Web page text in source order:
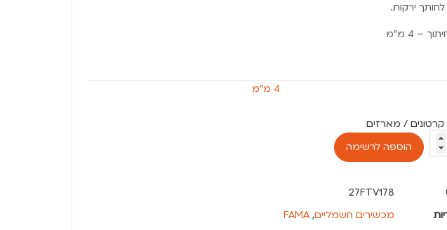
ירקות.
– 4 מ״מ
4 מ״מ
הוספה לרשימה
27FTV178
מכשירים חשמליים,
FAMA